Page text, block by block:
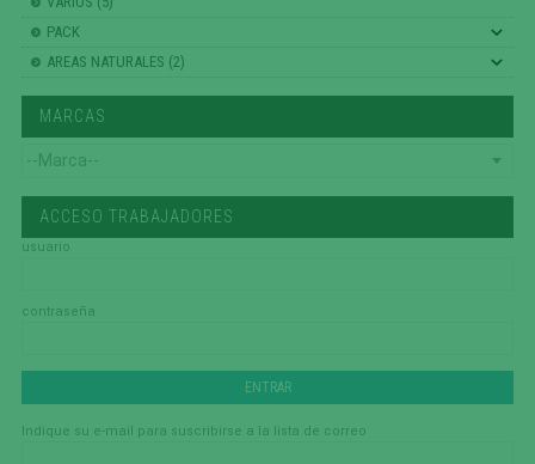
PACK
AREAS NATURALES (2)
MARCAS
ACCESO TRABAJADORES
usuario
contraseña
Indique su e-mail para suscribirse a la lista de correo